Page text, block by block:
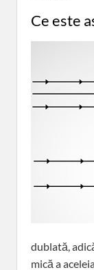
Ce este
dublată,
mică a